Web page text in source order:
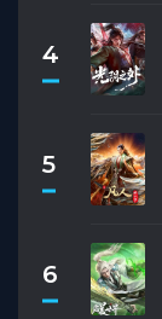
4
5
6